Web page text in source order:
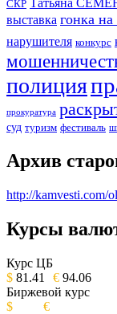
СКР
выставка гонка
нарушителя конкурс
полиция
прокуратура
суд туризм фестиваль
Архив
http://kamvesti.com/
ИЗДАНИЕ
Курсы
Курс ЦБ
$ 81.41 € 94.06
Биржевой курс
$
€